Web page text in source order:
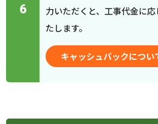
6
力いただくと、工事代金に
たします。
キャッシュバックについ